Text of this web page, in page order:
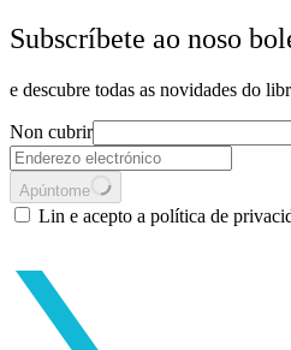
Subscríbete ao noso
e descubre todas as novidades do
Non cubrir
Apúntome
Lin e acepto a política de